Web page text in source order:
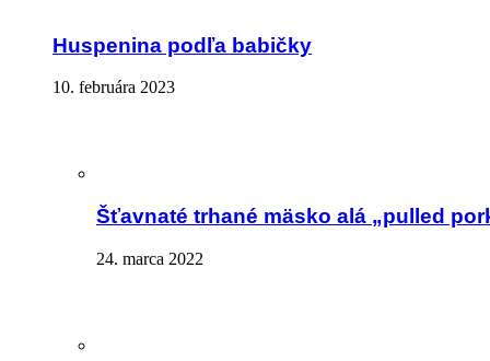
Huspenina podľa babičky
10. februára 2023
Šťavnaté trhané mäsko alá „pulled
24. marca 2022